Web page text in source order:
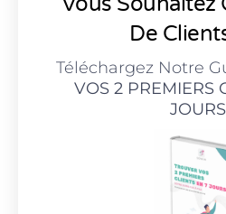
De
Téléchargez Notre
VOS 2 PREMIERS
JOURS